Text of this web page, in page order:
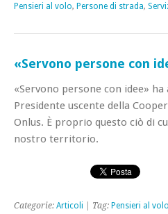
Pensieri al volo, Persone di strada,
«Servono persone con
«Servono persone con idee»
Presidente uscente della
Onlus. È proprio questo ciò di
nostro territorio.
Categorie: Articoli | Tag: Pensieri al volo